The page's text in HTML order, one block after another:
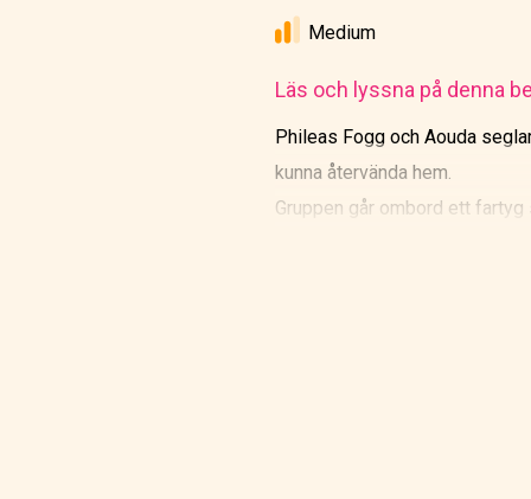
Medium
Läs och lyssna på denna
Phileas Fogg och Aouda
kunna återvända hem.
Gruppen går ombord ett